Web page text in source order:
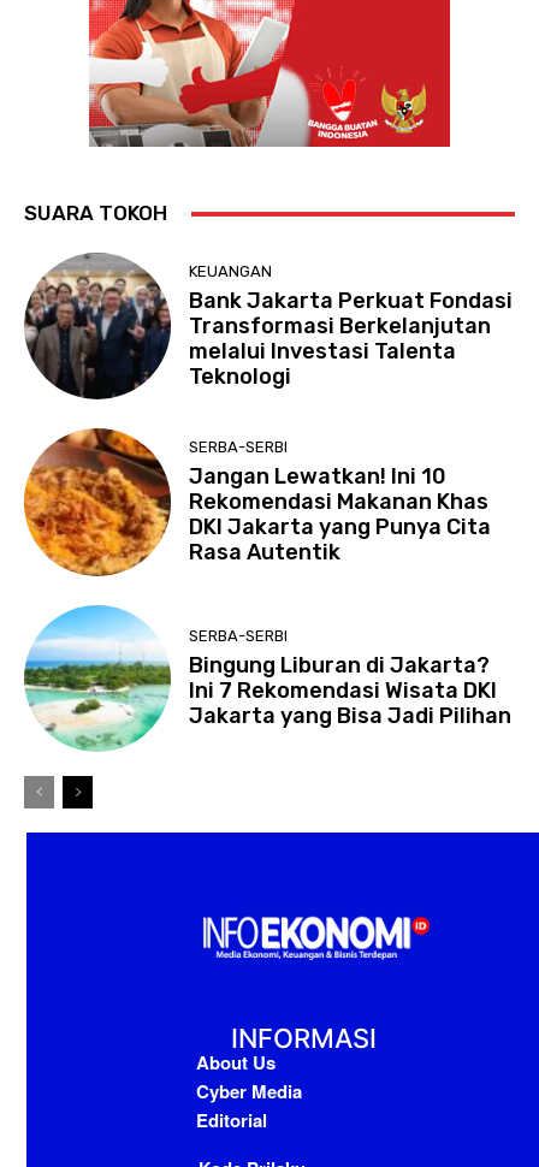
SUARA TOKOH
KEUANGAN
Bank Jakarta Perkuat Fondasi
Transformasi Berkelanjutan
melalui Investasi Talenta
Teknologi
SERBA-SERBI
Jangan Lewatkan! Ini 10
Rekomendasi Makanan Khas
DKI Jakarta yang Punya Cita
Rasa Autentik
SERBA-SERBI
Bingung Liburan di Jakarta?
Ini 7 Rekomendasi Wisata DKI
Jakarta yang Bisa Jadi Pilihan
INFORMASI
About Us
Cyber Media
Editorial